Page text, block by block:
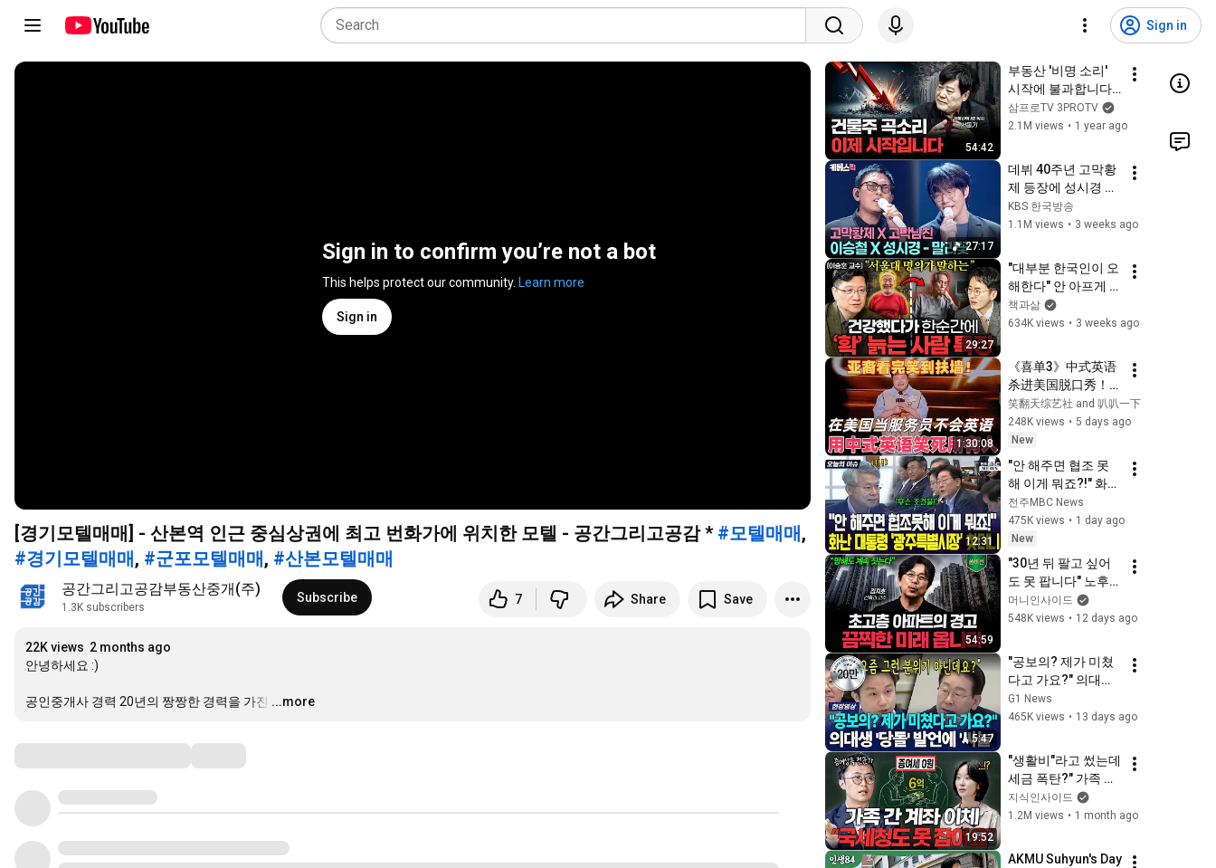
Sign in
Sign in to confirm you’re not a bot
This helps protect our community. Learn more
Sign in
[경기모텔매매] - 산본역 인근 중심상권에 최고 번화가에 위치한 모텔 - 공간그리고공감 * #모텔매매,
#경기모텔매매, #군포모텔매매, #산본모텔매매
공간그리고공감부동산중개(주)
1.3K subscribers
Subscribe 7 Share Save
22K views 2 months ago
안녕하세요 :)
공인중개사 경력 20년의 짱짱한 경력을 가진 …
...more
54:42
부동산 '비명 소리'
시작에 불과합니다 |
서동기 박사 [신과대
화]
삼프로TV 3PROTV
2.1M views • 1 year ago
27:17
데뷔 40주년 고막황
제 등장에 성시경 소
오름 🥰 역대급 발라
드 듀엣 성사 #성시
KBS 260710 방송
KBS 한국방송
1.1M views • 3 weeks ago
29:27
"대부분 한국인이 오
해한다" 안 아프게 장
수하는 최고의 습관
ㅣ Ep. 책과사람 115
책과삶
634K views • 3 weeks ago
1:30:08
《喜单3》中式英语
杀进美国脱口秀！华
裔服务员不会英语，
靠口音把全场笑疯
了！#喜剧之王单口
季 #脱口秀 #搞笑 #
喜剧 #funny #综艺
笑翻天综艺社 and 叭叭一下
248K views • 5 days ago
New
12:31
"안 해주면 협조 못
해 이게 뭐죠?!" 화난
대통령 '광주특별시
장' 찾더니
전주MBC News
475K views • 1 day ago
New
54:59
"30년 뒤 팔고 싶어
도 못 팝니다" 노후에
살아야 할 집의 필수
조건 (김지호 건축가
머니인사이드
548K views • 12 days ago
5:47
"공보의? 제가 미쳤
다고 가요?" 의대생
'당돌' 발언에 '싸늘'
[G1현장영상]
G1 News
465K views • 13 days ago
19:52
"생활비"라고 썼는데
세금 폭탄?" 가족 간
송금할 때 대다수가
하는 치명적인 실수
EP.04 (이장원 2부)
지식인사이드
1.2M views • 1 month ago
AKMU Suhyun's Day